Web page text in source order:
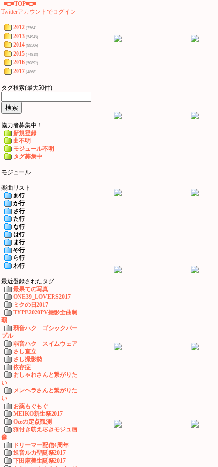
■□■TOP■□■
Twitterアカウントでログイン
2012 (3564)
2013 (54945)
2014 (99506)
2015 (74818)
2016 (50892)
2017 (4868)
タグ検索(最大50件)
協力者募集中！
新規登録
曲不明
モジュール不明
タグ募集中
モジュール
楽曲リスト
あ行
か行
さ行
た行
な行
は行
ま行
や行
ら行
わ行
最近登録されたタグ
最果ての写真
ONE39_LOVERS2017
ミクの日2017
TYPE2020PV撮影全曲制
覇
弱音ハク ゴシックパー
プル
弱音ハク スイムウェア
さし直立
さし撮影勢
依存症
おしゃれさんと繋がりた
い
メンヘラさんと繋がりた
い
お薬もぐもぐ
MEIKO新生祭2017
Ozeの定点観測
猫付き萌え尽きモジュ画
像
ドリーマー配信4周年
巡音ルカ聖誕祭2017
下田麻美生誕祭2017